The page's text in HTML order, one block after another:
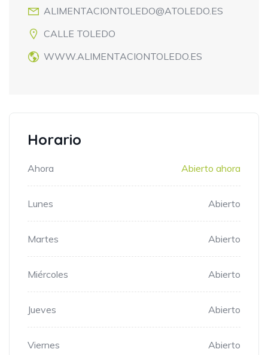
ALIMENTACIONTOLEDO@ATOLEDO.ES
CALLE TOLEDO
WWW.ALIMENTACIONTOLEDO.ES
Horario
Ahora Abierto ahora
Lunes Abierto
Martes Abierto
Miércoles Abierto
Jueves Abierto
Viernes Abierto